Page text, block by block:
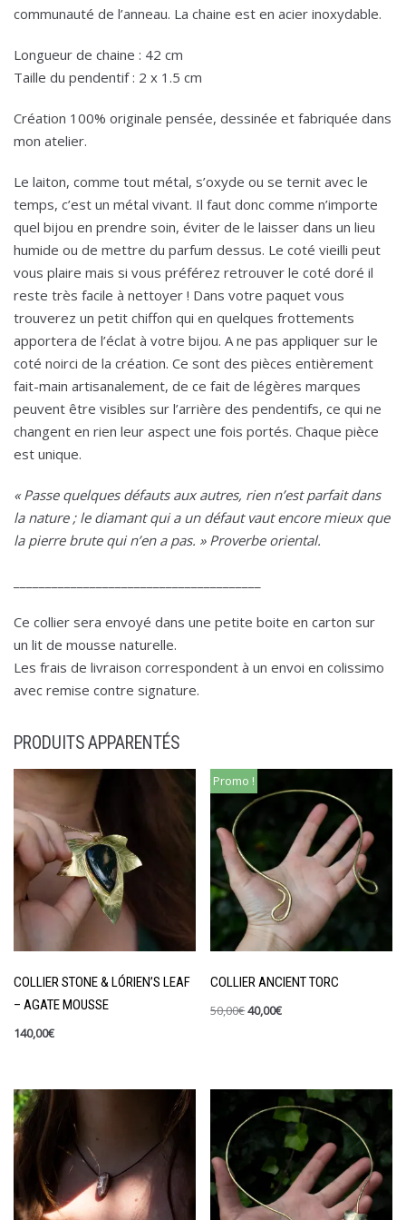
communauté de l’anneau. La chaine est en acier inoxydable.
Longueur de chaine : 42 cm
Taille du pendentif : 2 x 1.5 cm
Création 100% originale pensée, dessinée et fabriquée dans
mon atelier.
Le laiton, comme tout métal, s’oxyde ou se ternit avec le
temps, c’est un métal vivant. Il faut donc comme n’importe
quel bijou en prendre soin, éviter de le laisser dans un lieu
humide ou de mettre du parfum dessus. Le coté vieilli peut
vous plaire mais si vous préférez retrouver le coté doré il
reste très facile à nettoyer ! Dans votre paquet vous
trouverez un petit chiffon qui en quelques frottements
apportera de l’éclat à votre bijou. A ne pas appliquer sur le
coté noirci de la création. Ce sont des pièces entièrement
fait-main artisanalement, de ce fait de légères marques
peuvent être visibles sur l’arrière des pendentifs, ce qui ne
changent en rien leur aspect une fois portés. Chaque pièce
est unique.
« Passe quelques défauts aux autres, rien n’est parfait dans
la nature ; le diamant qui a un défaut vaut encore mieux que
la pierre brute qui n’en a pas. » Proverbe oriental.
Ce collier sera envoyé dans une petite boite en carton sur
un lit de mousse naturelle.
Les frais de livraison correspondent à un envoi en colissimo
avec remise contre signature.
PRODUITS APPARENTÉS
COLLIER STONE & LÓRIEN’S LEAF
– AGATE MOUSSE
140,00€
Promo !
COLLIER ANCIENT TORC
50,00€40,00€